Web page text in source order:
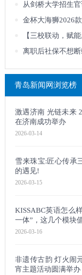
从剑桥大学招生官访
金杯大海狮2026
【三校联动，赋能成长】
离职后社保不想断
青岛新闻网浏览榜
激遇济南 光链未来
在济南成功举办
2026-03-14
雪来珠宝:匠心传承
的遇见!
2026-03-15
KISSABC英语怎么
一体”，这几个模块
2026-03-16
非遗传古韵 灯火闹
宵主题活动圆满举办